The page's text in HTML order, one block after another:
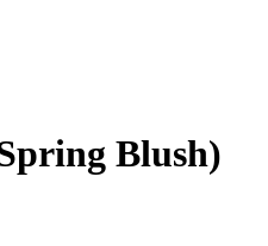
Blush)